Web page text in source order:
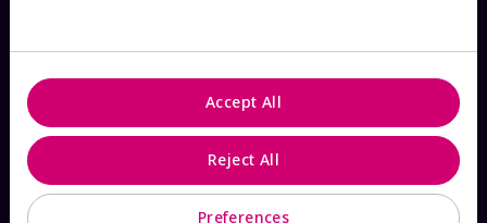
Garantía de Satisfacción
Sobre Mary Kay
Sostenibilidad
Preferences
Reject All
Accept All